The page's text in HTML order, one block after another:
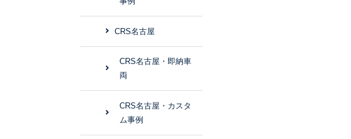
CRS名古屋
CRS名古屋・即納車
両
CRS名古屋・カスタ
ム事例